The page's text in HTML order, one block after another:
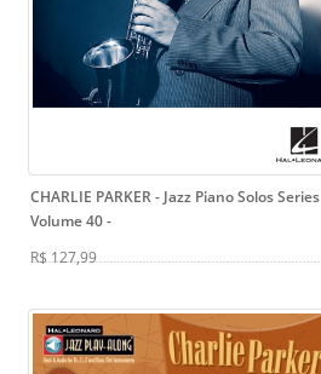
CHARLIE PARKER - Jazz Piano Solos Series
Volume 40-
R$ 127,99